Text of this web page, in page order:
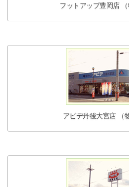
フットアップ豊岡店 （
アビデ丹後大宮店 （